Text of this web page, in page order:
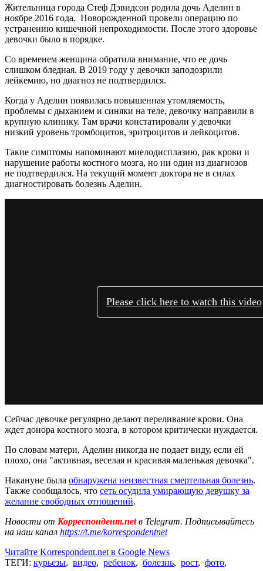
Жительница города Стеф Дэвидсон родила дочь Аделин в
ноябре 2016 года. Новорожденной провели операцию по
устранению кишечной непроходимости. После этого здоровье
девочки было в порядке.
Со временем женщина обратила внимание, что ее дочь
слишком бледная. В 2019 году у девочки заподозрили
лейкемию, но диагноз не подтвердился.
Когда у Аделин появилась повышенная утомляемость,
проблемы с дыханием и синяки на теле, девочку направили в
крупную клинику. Там врачи констатировали у девочки
низкий уровень тромбоцитов, эритроцитов и лейкоцитов.
Такие симптомы напоминают миелодисплазию, рак крови и
нарушение работы костного мозга, но ни один из диагнозов
не подтвердился. На текущий момент доктора не в силах
диагностировать болезнь Аделин.
Сейчас девочке регулярно делают переливание крови. Она
ждет донора костного мозга, в котором критически нуждается.
По словам матери, Аделин никогда не подает виду, если ей
плохо, она "активная, веселая и красивая маленькая девочка".
Накануне была обнаружена неизвестная смертельная болезнь.
Также сообщалось, что сеть осудила умирающую девушку за
желание свободных отношений.
Новости от Корреспондент.netв Telegram. Подписывайтесь
на наш канал https://t.me/korrespondentnet
Читайте Korrespondent.net в Google News
ТЕГИ: курьезы, видео, ребенок, болезнь, рост, фото,